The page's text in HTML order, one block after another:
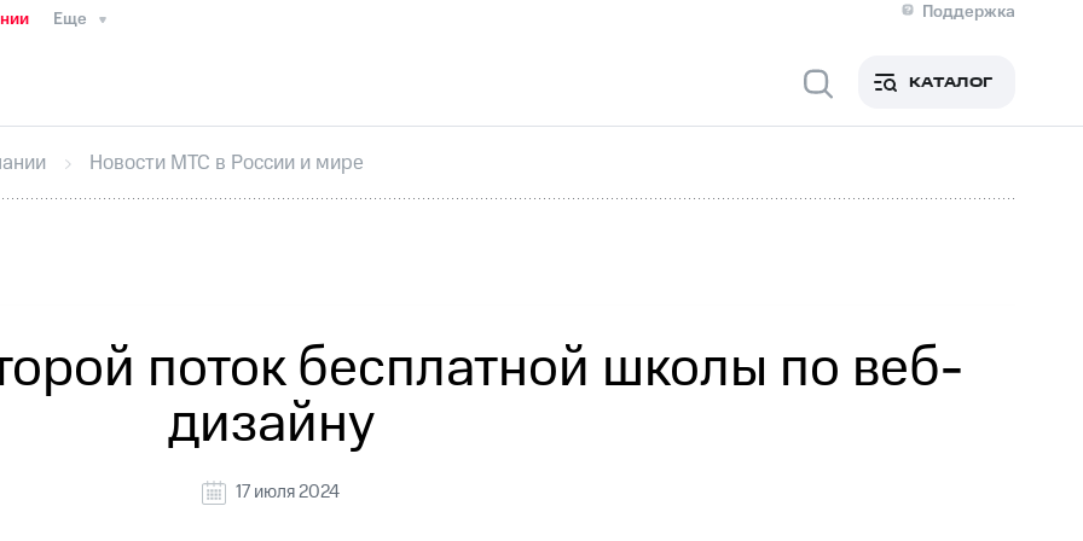
Еще
Поддержка
Медиа-центр
ИнтервьюФинансовая отчетностьКонтактыНовости в регионе
секретарьРаскрытие информации
кабинет акционераАкционерный капиталКонтроль и аудитРынок акций
КАТАЛОГ
Новости МТС в России и мире
поток бесплатной школы по веб-
дизайну
17 июля 2024